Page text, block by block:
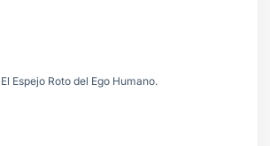
El Espejo Roto del Ego Humano.